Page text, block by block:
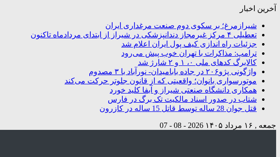
آخرین اخبار
شیرازمرغ؛ بر سکوی دوم صنعت مرغداری ایران
تعطیلی ۴ مرکز غیرمجاز دندانپزشکی در شیراز از ابتدای مردادماه تاکنون
جزئیات راه اندازی کیف پول ایران اعلام شد
ترامپ: مذاکرات با تهران خوب پیش می‌رود
کالابرگ کدهای ملی ۰، ۱ و ۲ شارژ شد
واژگونی پژو۲۰۶ در جاده بابامیدان- نورآباد با ۳ مصدوم
موتورسواری بانوان؛ واقعیتی که از قانون جلوتر حرکت می‌کند
همکاری دانشگاه صنعتی شیراز و آبفا کلید خورد
شتاب در صدور اسناد مالکیت تک برگ در فارس
قتل جوان 28 ساله توسط قاتل 15 ساله در کازرون
جمعه , ۱۶ مرداد ۱۴۰۵ 2026 - 08 - 07